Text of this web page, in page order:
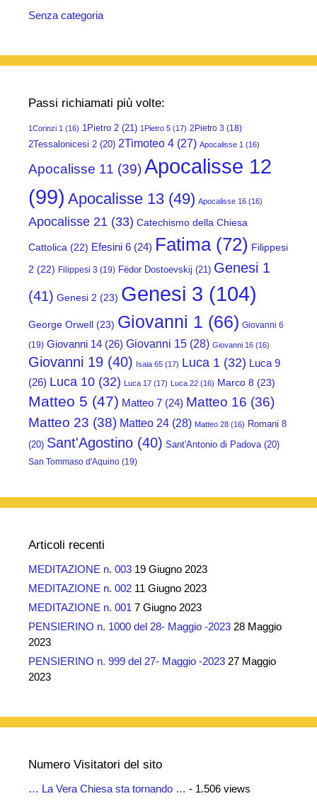
Senza categoria
Passi richiamati più volte:
1Corinzi 1 (16) 1Pietro 2 (21) 1Pietro 5 (17) 2Pietro 3 (18)
2Tessalonicesi 2 (20) 2Timoteo 4 (27) Apocalisse 1 (16)
Apocalisse 11 (39)Apocalisse 12
(99) Apocalisse 13 (49) Apocalisse 16 (16)
Apocalisse 21 (33) Catechismo della Chiesa
Cattolica (22) Efesini 6 (24) Fatima(72) Filippesi
2 (22) Filippesi 3 (19) Fëdor Dostoevskij (21) Genesi 1
(41) Genesi 2 (23) Genesi 3 (104)
George Orwell (23) Giovanni 1 (66) Giovanni 6
(19) Giovanni 14 (26) Giovanni 15 (28) Giovanni 16 (16)
Giovanni 19 (40) Isaia 65 (17) Luca 1 (32) Luca 9
(26) Luca 10 (32) Luca 17 (17) Luca 22 (16) Marco 8 (23)
Matteo 5 (47) Matteo 7 (24) Matteo 16 (36)
Matteo 23 (38) Matteo 24 (28) Matteo 28 (16) Romani 8
(20) Sant'Agostino (40) Sant'Antonio di Padova(20)
San Tommaso d'Aquino (19)
Articoli recenti
MEDITAZIONE n. 003 19 Giugno 2023
MEDITAZIONE n. 002 11 Giugno 2023
MEDITAZIONE n. 001 7 Giugno 2023
PENSIERINO n. 1000 del 28- Maggio -2023 28 Maggio
2023
PENSIERINO n. 999 del 27- Maggio -2023 27 Maggio
2023
Numero Visitatori del sito
… La Vera Chiesa sta tornando … - 1.506 views